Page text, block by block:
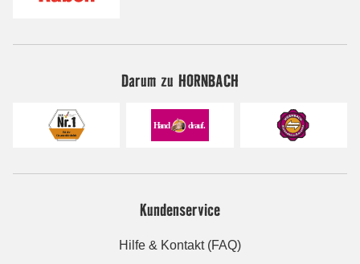
Darum zu HORNBACH
Kundenservice
Hilfe & Kontakt (FAQ)